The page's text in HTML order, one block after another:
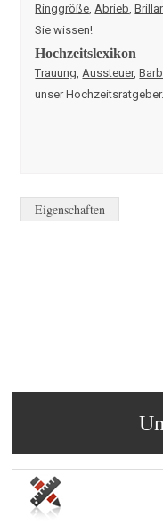
Ringgröße Abrieb ,
Sie wissen!
Hochzeitslexikon
Trauung Aussteuer,
unser Hochzeitsratgeber.
Eigenschaften